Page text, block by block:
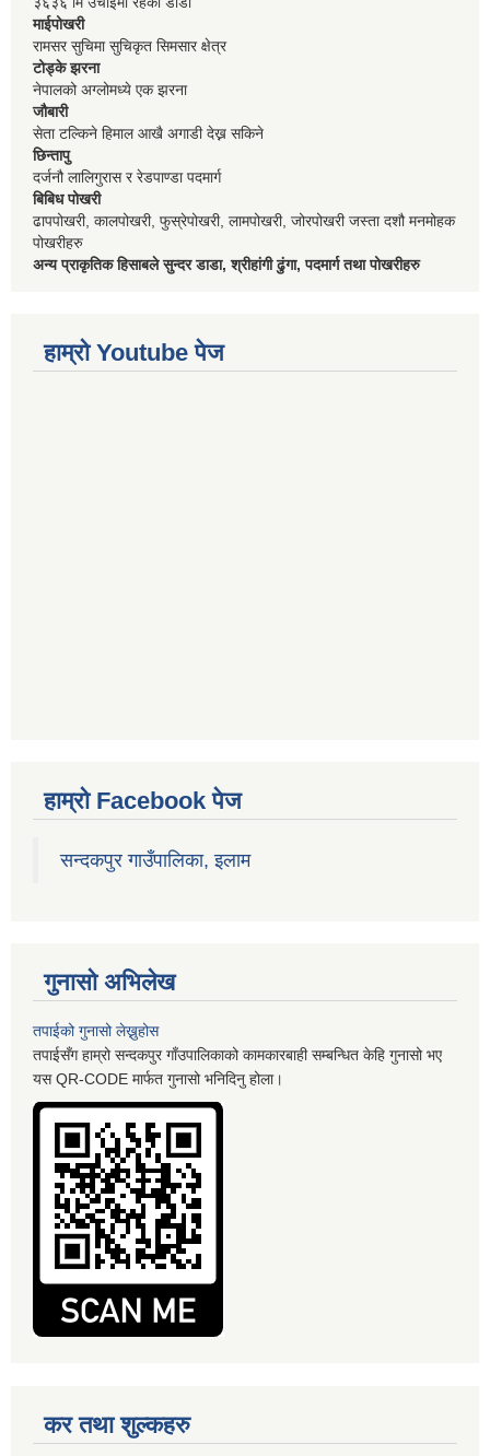
माईपोखरी
रामसर सुचिमा सुचिकृत सिमसार क्षेत्र
टोड्के झरना
नेपालको अग्लोमध्ये एक झरना
जौबारी
सेता टल्किने हिमाल आखै अगाडी देख्न सकिने
छिन्तापु
दर्जनौ लालिगुरास र रेडपाण्डा पदमार्ग
बिबिध पोखरी
ढापपोखरी, कालपोखरी, फुस्रेपोखरी, लामपोखरी, जोरपोखरी जस्ता दशौ मनमोहक
पोखरीहरु
अन्य प्राकृतिक हिसाबले सुन्दर डाडा, श्रीहांगी ढुंगा, पदमार्ग तथा पोखरीहरु
हाम्रो Youtube पेज
हाम्रो Facebook पेज
सन्दकपुर गाउँपालिका, इलाम
गुनासो अभिलेख
तपाईको गुनासो लेख्नुहोस
तपाईसँग हाम्रो सन्दकपुर गाँउपालिकाको कामकारबाही सम्बन्धित केहि गुनासो भए
यस QR-CODE मार्फत गुनासो भनिदिनु होला।
कर तथा शुल्कहरु